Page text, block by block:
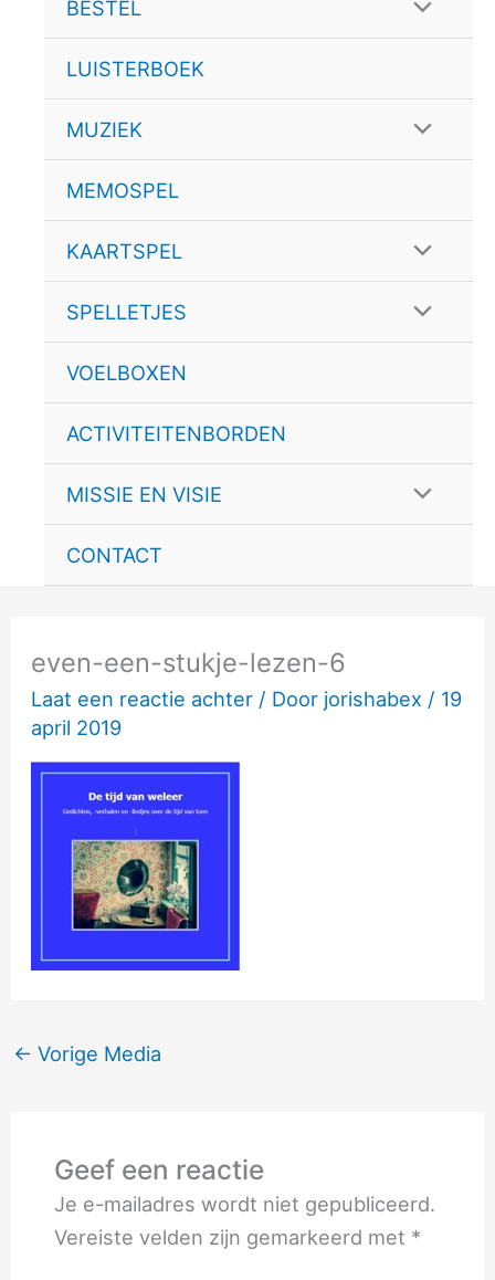
BESTEL Menu
LUISTERBOEK
MUZIEK Menu
MEMOSPEL
KAARTSPEL Menu
SPELLETJES Menu
VOELBOXEN
ACTIVITEITENBORDEN
MISSIE EN VISIE Menu
CONTACT
even-een-stukje-lezen-6
Laat een reactie achter / Door jorishabex / 19
april 2019
← Vorige Media
Geef een reactie
Je e-mailadres wordt niet gepubliceerd.
Vereiste velden zijn gemarkeerd met *